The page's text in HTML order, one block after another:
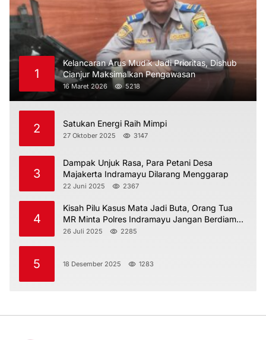
1
Kelancaran Arus Mudik Jadi Prioritas, Dishub
Cianjur Maksimalkan Pengawasan
16 Maret 2026 5218
2 Satukan Energi Raih Mimpi
27 Oktober 2025 3147
3
Dampak Unjuk Rasa, Para Petani Desa
Majakerta Indramayu Dilarang Menggarap
22 Juni 2025 2367
4
Kisah Pilu Kasus Mata Jadi Buta, Orang Tua
MR Minta Polres Indramayu Jangan Berdiam
Diri
26 Juli 2025 2285
5 18 Desember 2025 1283